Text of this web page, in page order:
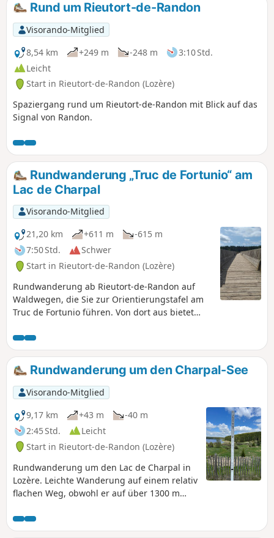
Rund um Rieutort-de-Randon
Visorando-Mitglied
8,54 km
+249 m -248 m
3:10 Std.
Leicht
Start in Rieutort-de-Randon (Lozère)
Spaziergang rund um Rieutort-de-Randon mit Blick auf das
Signal von Randon.
Rundwanderung „Truc de Fortunio“ am
Lac de Charpal
Visorando-Mitglied
21,20 km
+611 m
-615 m
7:50 Std.
Schwer
Start in Rieutort-de-Randon (Lozère)
Rundwanderung ab Rieutort-de-Randon auf
Waldwegen, die Sie zur Orientierungstafel am
Truc de Fortunio führen. Von dort aus bietet
die Lozère, den Charpal-See usw.).
Anschließend steigen Sie zum Staudamm von
Charpal hinab, bevor Sie entlang der Colagne
zurück zu Ihrem Ausgangspunkt wandern.
Rundwanderung um den Charpal-See
Visorando-Mitglied
9,17 km
+43 m
-40 m
2:45 Std.
Leicht
Start in Rieutort-de-Randon (Lozère)
Rundwanderung um den Lac de Charpal in
Lozère. Leichte Wanderung auf einem relativ
flachen Weg, obwohl er auf über 1300 m
entlang der gesamten Strecke, abwechselnd
Wald, Wiesen und Moore.